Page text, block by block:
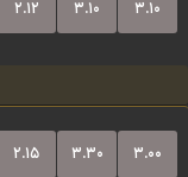
۲.۱۲ ۳.۱۰ ۳.۱۰
۲.۱۵ ۳.۳۰ ۳.۰۰